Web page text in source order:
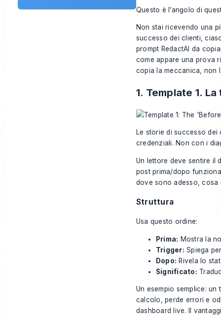
Questo è l’angolo di
Non stai ricevendo una
successo dei clienti,
prompt RedactAI da
come appare una prova
copia la meccanica, non
1. Template 1.
Le storie di successo
credenziali. Non con i
Un lettore deve sentire il
post prima/dopo
dove sono adesso, cosa
Struttura
Usa questo ordine:
Prima: Mostra la
Trigger: Spiega
Dopo: Rivela lo
Significato:
Un esempio semplice:
calcolo, perde errori e
dashboard live. Il